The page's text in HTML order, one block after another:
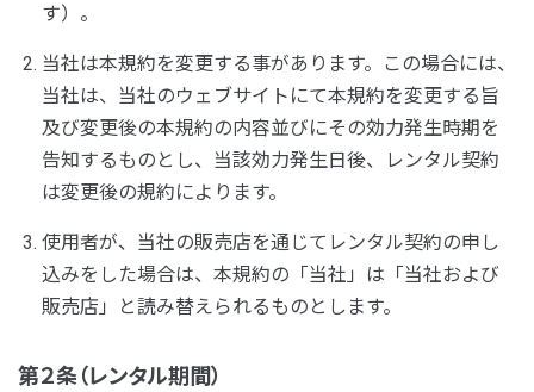
す）。
当社は本規約を変更する事があります。この場合には、
当社は、当社のウェブサイトにて本規約を変更する旨
及び変更後の本規約の内容並びにその効力発生時期を
告知するものとし、当該効力発生日後、レンタル契約
は変更後の規約によります。
使用者が、当社の販売店を通じてレンタル契約の申し
込みをした場合は、本規約の「当社」は「当社および
販売店」と読み替えられるものとします。
第２条（レンタル期間）